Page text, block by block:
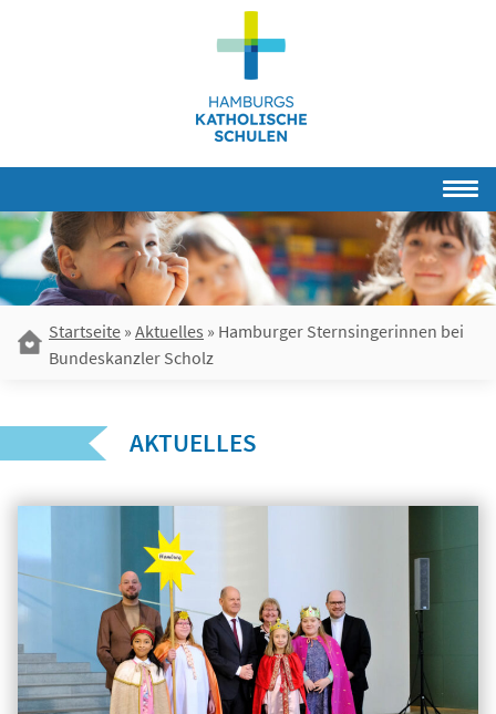
Startseite » Aktuelles » Hamburger Sternsingerinnen bei
Bundeskanzler Scholz
AKTUELLES